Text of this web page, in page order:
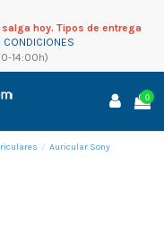
hoy. Tipos de entrega
CONDICIONES
14:00h)
0
Auricular Sony